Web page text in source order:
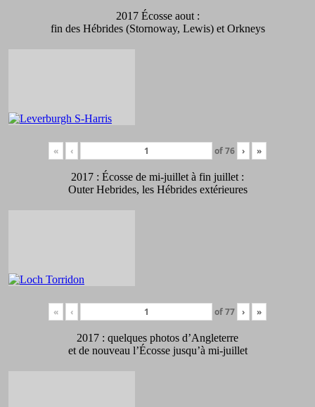
2017 Écosse aout :
fin des Hébrides (Stornoway, Lewis) et Orkneys
« ‹ of76 › »
2017 : Écosse de mi-juillet à fin juillet :
Outer Hebrides, les Hébrides extérieures
« ‹ of77 › »
2017 : quelques photos d’Angleterre
et de nouveau l’Écosse jusqu’à mi-juillet